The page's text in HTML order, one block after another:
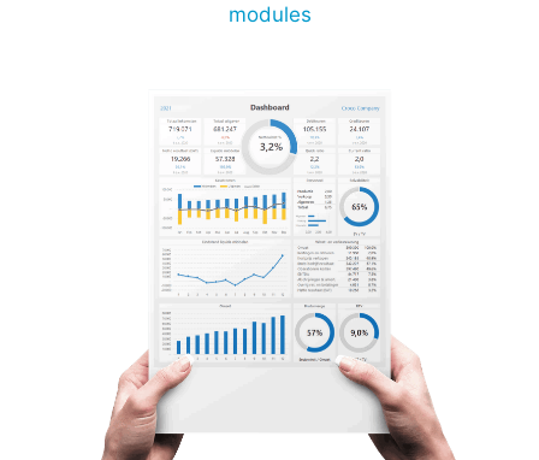
modules